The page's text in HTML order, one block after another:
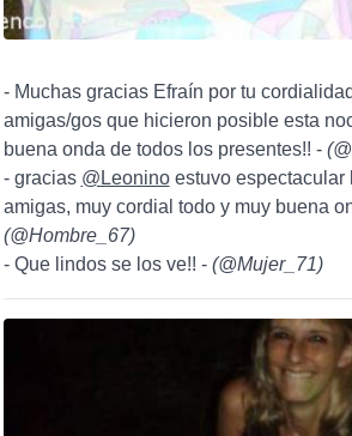
- Muchas gracias Efraín por tu
amigas/gos que hicieron posible esta
buena onda de todos los presentes!! - (
- gracias @Leoninoestuvo espectacular
amigas, muy cordial todo y muy buena
(@Hombre_67)
- Que lindos se los ve!! - (@Mujer_71)